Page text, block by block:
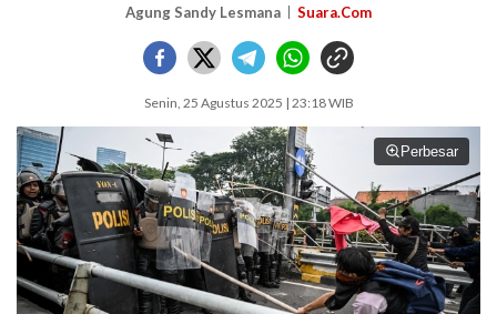
Agung Sandy Lesmana Suara.Com
Senin, 25 Agustus 2025 | 23:18 WIB
Perbesar